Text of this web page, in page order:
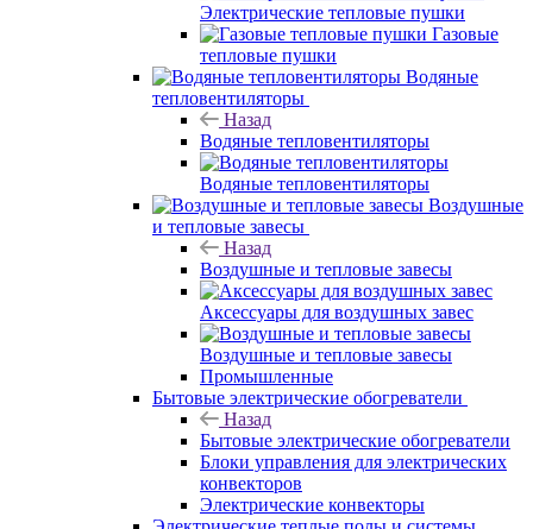
Электрические тепловые пушки
Газовые
тепловые пушки
Водяные
тепловентиляторы
Назад
Водяные тепловентиляторы
Водяные тепловентиляторы
Воздушные
и тепловые завесы
Назад
Воздушные и тепловые завесы
Аксессуары для воздушных завес
Воздушные и тепловые завесы
Промышленные
Бытовые электрические обогреватели
Назад
Бытовые электрические обогреватели
Блоки управления для электрических
конвекторов
Электрические конвекторы